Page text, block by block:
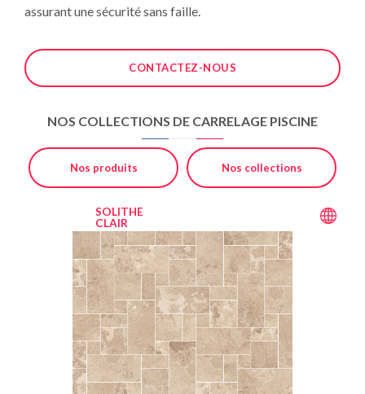
assurant une sécurité sans faille.
CONTACTEZ-NOUS
NOS COLLECTIONS DE CARRELAGE PISCINE
Nos produits Nos collections
SOLITHE
CLAIR